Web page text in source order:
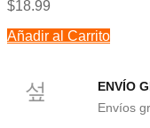
$18.99
Añadir al Carrito
ENVÍO
Envíos